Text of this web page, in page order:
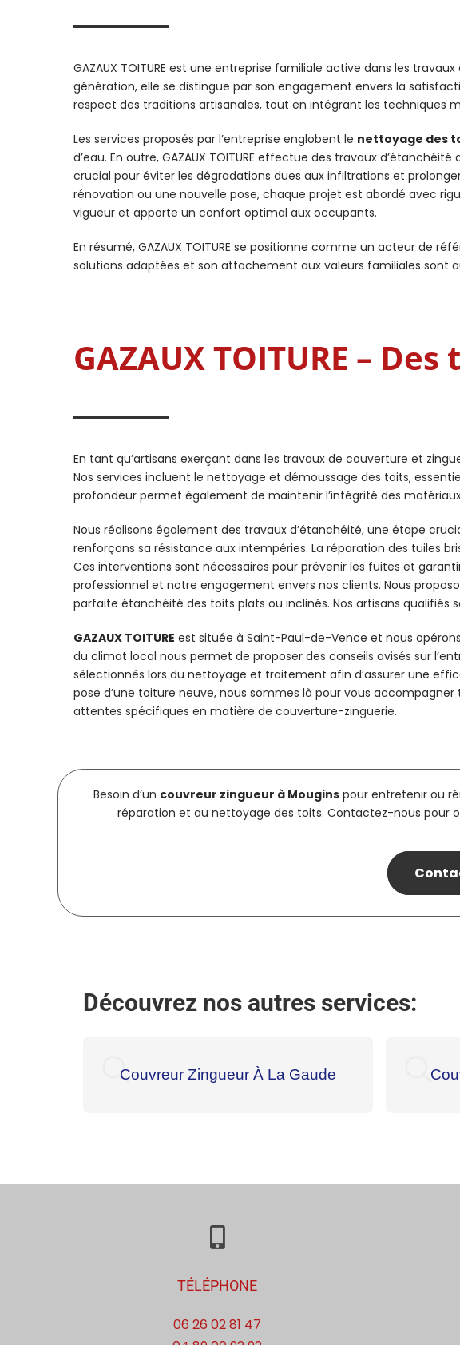
GAZAUX TOITURE est une entreprise familiale active dans les
génération, elle se distingue par son engagement envers la
respect des traditions artisanales, tout en intégrant les techniques
Les services proposés par l’entreprise englobent le nettoyage des
d’eau. En outre, GAZAUX TOITURE effectue des travaux
crucial pour éviter les dégradations dues aux infiltrations et
rénovation ou une nouvelle pose, chaque projet est abordé avec
vigueur et apporte un confort optimal aux occupants.
En résumé, GAZAUX TOITURE se positionne comme un acteur de
solutions adaptées et son attachement aux valeurs familiales sont
GAZAUX TOITURE –
En tant qu’artisans exerçant dans les travaux de couverture et
Nos services incluent le nettoyage et démoussage des toits,
profondeur permet également de maintenir l’intégrité des
Nous réalisons également des travaux d’étanchéité, une étape
renforçons sa résistance aux intempéries. La réparation des tuiles
Ces interventions sont nécessaires pour prévenir les fuites et
professionnel et notre engagement envers nos clients. Nous
parfaite étanchéité des toits plats ou inclinés. Nos artisans
GAZAUX TOITURE est située à Saint-Paul-de-Vence et nous
du climat local nous permet de proposer des conseils avisés sur
sélectionnés lors du nettoyage et traitement afin d’assurer une
pose d’une toiture neuve, nous sommes là pour vous
attentes spécifiques en matière de couverture-zinguerie.
Besoin d’un couvreur zingueur à Mougins pour entretenir ou
réparation et au nettoyage des toits. Contactez-nous pour
Découvrez nos autres services:
Couvreur Zingueur À La Gaude
TÉLÉPHONE
06 26 02 81 47